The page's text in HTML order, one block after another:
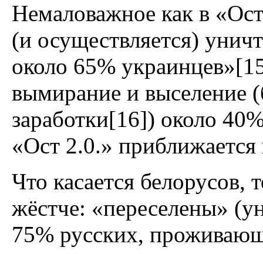
Немаловажное как в
(и осуществляется)
около 65%
вымирание и выселение
заработки[16]) около
«Ост 2.0.» приближается
Что касается
жёстче: «переселены»
75% русских,